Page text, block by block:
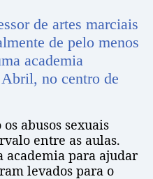
de artes marciais
de pelo menos
academia
no centro de
abusos sexuais
entre as aulas.
academia para ajudar
levados para o